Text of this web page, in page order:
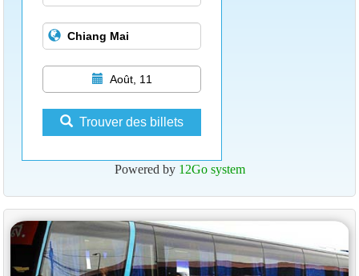
Août, 11
Trouver des billets
Powered by 12Go system